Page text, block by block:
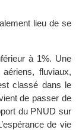
lieu de se
à 1%. Une
fluviaux,
classé dans le
de passer de
du PNUD sur
de vie